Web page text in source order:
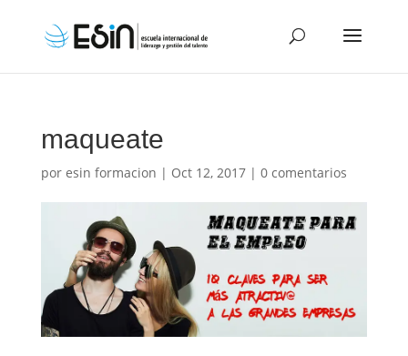
maqueate
por esin formacion | Oct 12, 2017| 0 comentarios